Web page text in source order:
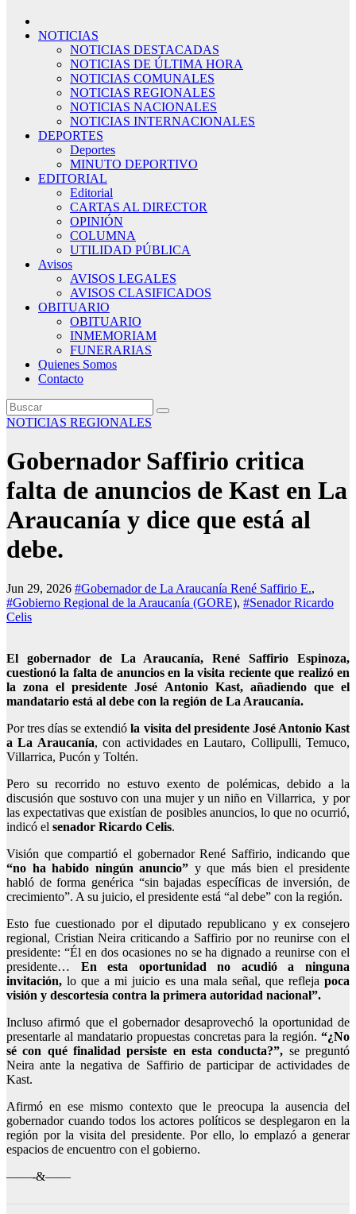
NOTICIAS
NOTICIAS DESTACADAS
NOTICIAS DE ÚLTIMA HORA
NOTICIAS COMUNALES
NOTICIAS REGIONALES
NOTICIAS NACIONALES
NOTICIAS INTERNACIONALES
DEPORTES
Deportes
MINUTO DEPORTIVO
EDITORIAL
Editorial
CARTAS AL DIRECTOR
OPINIÓN
COLUMNA
UTILIDAD PÚBLICA
Avisos
AVISOS LEGALES
AVISOS CLASIFICADOS
OBITUARIO
OBITUARIO
INMEMORIAM
FUNERARIAS
Quienes Somos
Contacto
NOTICIAS REGIONALES
Gobernador Saffirio critica
falta de anuncios de Kast en La
Araucanía y dice que está al
debe.
Jun 29, 2026 #Gobernador de La Araucanía René Saffirio E.,
#Gobierno Regional de la Araucanía (GORE), #Senador Ricardo
Celis
El gobernador de La Araucanía, René Saffirio Espinoza,
cuestionó la falta de anuncios en la visita reciente que realizó en
la zona el presidente José Antonio Kast, añadiendo que el
mandatario está al debe con la región de La Araucanía.
Por tres días se extendióla visita del presidente José Antonio Kast
a La Araucanía, con actividades en Lautaro, Collipulli, Temuco,
Villarrica, Pucón y Toltén.
Pero su recorrido no estuvo exento de polémicas, debido a la
discusión que sostuvo con una mujer y un niño en Villarrica, y por
las expectativas que existían de posibles anuncios, lo que no ocurrió,
indicó el senador Ricardo Celis.
Visión que compartió el gobernador René Saffirio, indicando que
“no ha habido ningún anuncio” y que más bien el presidente
habló de forma genérica “sin bajadas específicas de inversión, de
crecimiento”. A su juicio, el presidente está “al debe” con la región.
Esto fue cuestionado por el diputado republicano y ex consejero
regional, Cristian Neira criticando a Saffirio por no reunirse con el
presidente: “Él en dos ocasiones no se ha dignado a reunirse con el
presidente… En esta oportunidad no acudió a ninguna
invitación, lo que a mi juicio es una mala señal, que refleja poca
visión y descortesía contra la primera autoridad nacional”.
Incluso afirmó que el gobernador desaprovechó la oportunidad de
presentarle al mandatario propuestas concretas para la región. “¿No
sé con qué finalidad persiste en esta conducta?”, se preguntó
Neira ante la negativa de Saffirio de participar de actividades de
Kast.
Afirmó en ese mismo contexto que le preocupa la ausencia del
gobernador cuando todos los actores políticos se desplegaron en la
región por la visita del presidente. Por ello, lo emplazó a generar
espacios de encuentro con el gobierno.
——-&——